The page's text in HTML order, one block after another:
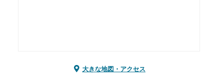
大きな地図・アクセス